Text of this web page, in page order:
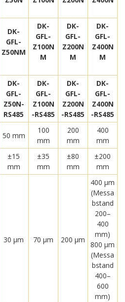
DK-
GFL-
Z50NM
DK-
GFL-
Z100N
M
DK-
GFL-
Z200N
M
DK-
GFL-
Z400N
M
DK-
GFL-
Z50N-
RS485
DK-
GFL-
Z100N
-RS485
DK-
GFL-
Z200N
-RS485
DK-
GFL-
Z400N
-RS485
50 mm
100
mm
200
mm
400
mm
±15
mm
±35
mm
±80
mm
±200
mm
30 μm 70 μm 200 μm
400 μm
(Messa
bstand
200–
400
mm)
800 μm
(Messa
bstand
400–
600
mm)